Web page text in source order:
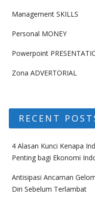
Management SKILLS
Personal MONEY
Powerpoint
Zona ADVERTORIAL
RECENT
4 Alasan Kunci Kenapa
Penting bagi Ekonomi
Antisipasi Ancaman
Diri Sebelum Terlambat